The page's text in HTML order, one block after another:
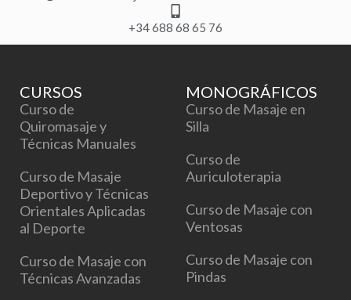
m
+34 688 68 65 76
CURSOS
Curso de
Quiromasaje y
Técnicas Manuales
Curso de Masaje
Deportivo y Técnicas
Orientales Aplicadas
al Deporte
Curso de Masaje con
Técnicas Avanzadas
MONOGRÁFICOS
Curso de Masaje en
Silla
Curso de
Auriculoterapia
Curso de Masaje con
Ventosas
Curso de Masaje con
Pindas